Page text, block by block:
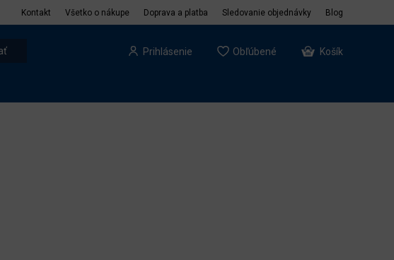
Kontakt Všetko o nákupe Doprava a platba Sledovanie objednávky Blog
Prihlásenie Obľúbené Košík